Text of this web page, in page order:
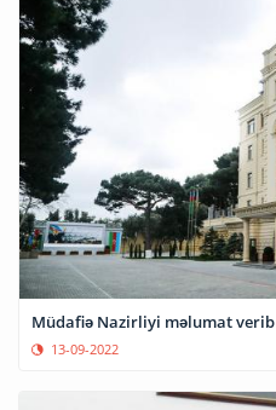
Müdafiə Nazirliyi məlumat verib
13-09-2022